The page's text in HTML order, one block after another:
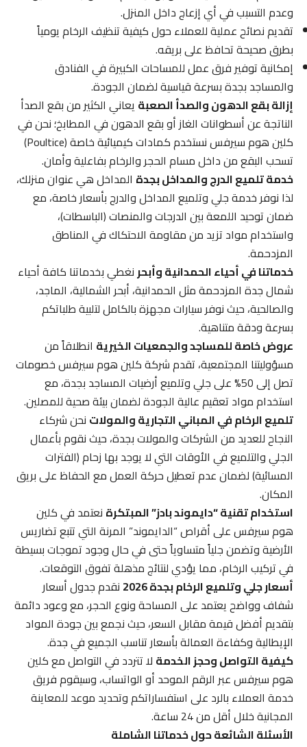
وعدم التسبب في أي إزعاج داخل المنزل.
تقديم نصائح عملية للعملاء حول كيفية تنظيف الرخام يومياً
بطرق صحيحة تحافظ على بريقه.
إمكانية توفير فرق عمل للمساحات الكبيرة في الفنادق
والمساجد بجدة بسرعة قياسية لضمان الجودة.
إزالة بقع الدهون والصدأ الصعبةيعاني الكثير من بقع الصدأ
الناتجة عن أسطوانات الغاز أو بقع الدهون في المطابخ؛ نحن في
كلين هوم سيرفس نستخدم كمادات كيميائية خاصة (Poultice)
تسحب البقع من داخل مسام الحجر والرخام بفاعلية وأمان.
خدمة تلميع الدرج والمداخل بجدةالمداخل هي عنوان منزلك،
لذا نوفر خدمة جلي وتلميع المداخل والدرج بأسعار خاصة، مع
ضمان توحيد اللمعة بين الدرجات والمنصات (الباسطات)،
واستخدام مواد تزيد من مقاومة الاحتكاك في المناطق
المزدحمة.
خدماتنا في أحياء الحمدانية وأبحرنغطي بخدماتنا كافة أحياء
شمال جدة المزدحمة مثل الحمدانية، أبحر الشمالية، الماجد،
والصالحية، حيث نوفر سيارات مجهزة بالكامل لتلبية طلباتكم
بسرعة ودقة متناهية.
عروض خاصة للمساجد والجمعيات الخيريةانطلاقاً من
مسؤوليتنا المجتمعية، تقدم شركة كلين هوم سيرفس خصومات
تصل إلى 50% على جلي وتلميع أرضيات المساجد بجدة، مع
استخدام مواد تعقيم عالية الجودة لضمان بيئة صحية للمصلين.
تلميع الرخام في المباني التجارية والمولاتنحن شركاء
النجاح للعديد من الشركات والمولات بجدة، حيث نقوم بأعمال
الجلي والتلميع في الأوقات التي لا يوجد بها زحام (الفترات
المسائية) لضمان عدم تعطيل حركة العمل مع الحفاظ على بريق
المكان.
استخدام تقنية “دايموند بادز” المبتكرةنعتمد في كلين
هوم سيرفس على أقراص “الدايموند” المرنة التي تتبع تضاريس
الأرضية وتضمن جلياً متساوياً حتى في حال وجود تموجات بسيطة
في تركيب الرخام، مما يؤدي لنتائج مذهلة تفوق التوقعات.
أسعار جلي وتلميع الرخام بجدة 2026
نقدم جدول أسعار
شفاف وواضح يعتمد على المساحة ونوع الحجر، مع وعود دائمة
بتقديم أفضل قيمة مقابل السعر، حيث نجمع بين جودة المواد
الإيطالية وكفاءة العمالة بأسعار تناسب الجميع في جدة.
كيفية التواصل وحجز الخدمةلا تتردد في التواصل مع كلين
هوم سيرفس عبر الرقم الموحد أو الواتساب، وسيقوم فريق
خدمة العملاء بالرد على استفساراتكم وتحديد موعد للمعاينة
المجانية خلال أقل من 24 ساعة.
الأسئلة الشائعة حول خدماتنا الشاملة